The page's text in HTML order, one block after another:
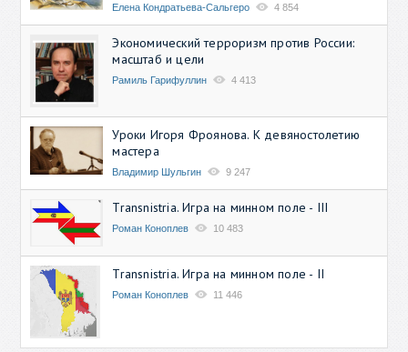
Елена Кондратьева-Сальгеро 4 854
Экономический терроризм против России:
масштаб и цели
Рамиль Гарифуллин 4 413
Уроки Игоря Фроянова. К девяностолетию
мастера
Владимир Шульгин 9 247
Transnistria. Игра на минном поле - III
Роман Коноплев 10 483
Transnistria. Игра на минном поле - II
Роман Коноплев 11 446